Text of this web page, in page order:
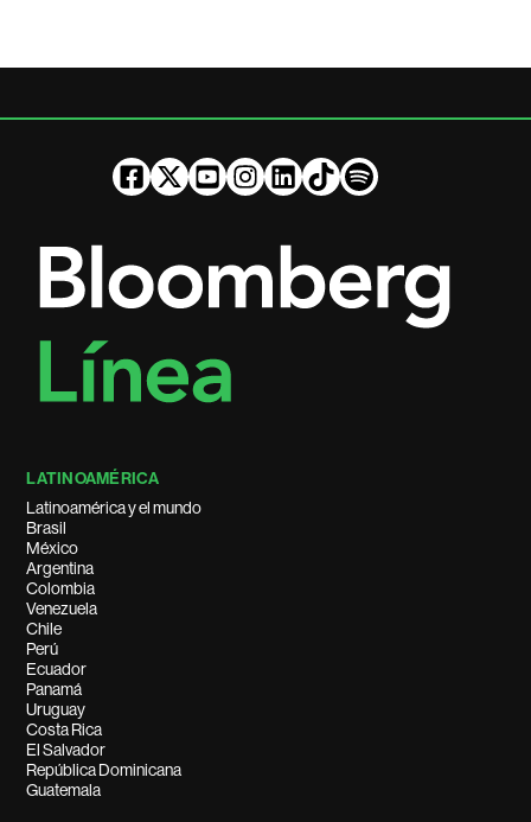
LATINOAMÉRICA
Latinoamérica y el mundo
Brasil
México
Argentina
Colombia
Venezuela
Chile
Perú
Ecuador
Panamá
Uruguay
Costa Rica
El Salvador
República Dominicana
Guatemala